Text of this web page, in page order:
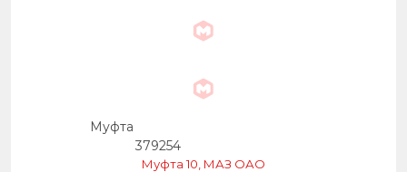
Муфта
379254
Муфта 10, МАЗ ОАО